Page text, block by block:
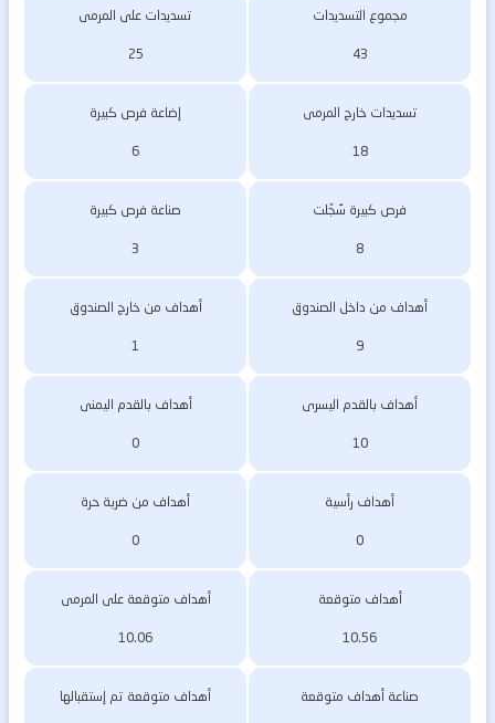
مجموع التسديدات
43
تسديدات على المرمى
25
تسديدات خارج المرمى
18
إضاعة فرص كبيرة
6
فرص كبيرة سُجّلت
8
صناعة فرص كبيرة
3
أهداف من داخل الصندوق
9
أهداف من خارج الصندوق
1
أهداف بالقدم اليسرى
10
أهداف بالقدم اليمنى
0
أهداف رأسية
0
أهداف من ضربة حرة
0
أهداف متوقعة
10.56
أهداف متوقعة على المرمى
10.06
صناعة أهداف متوقعة
أهداف متوقعة تم إستقبالها